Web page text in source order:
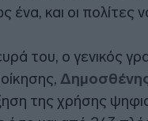
ένα, και οι
του, ο γενικός
της χρήσης